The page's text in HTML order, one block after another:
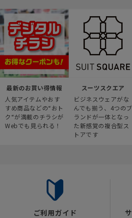
最新のお買い得情報
人気アイテムやおす
すめ商品などの“おト
ク“が満載のチラシが
Webでも見られる！
スーツスクエア
ビジネスウェアがな
んでも揃う、4つのブ
ランドが一体となっ
た新感覚の複合型ス
トアです
ご利用ガイド